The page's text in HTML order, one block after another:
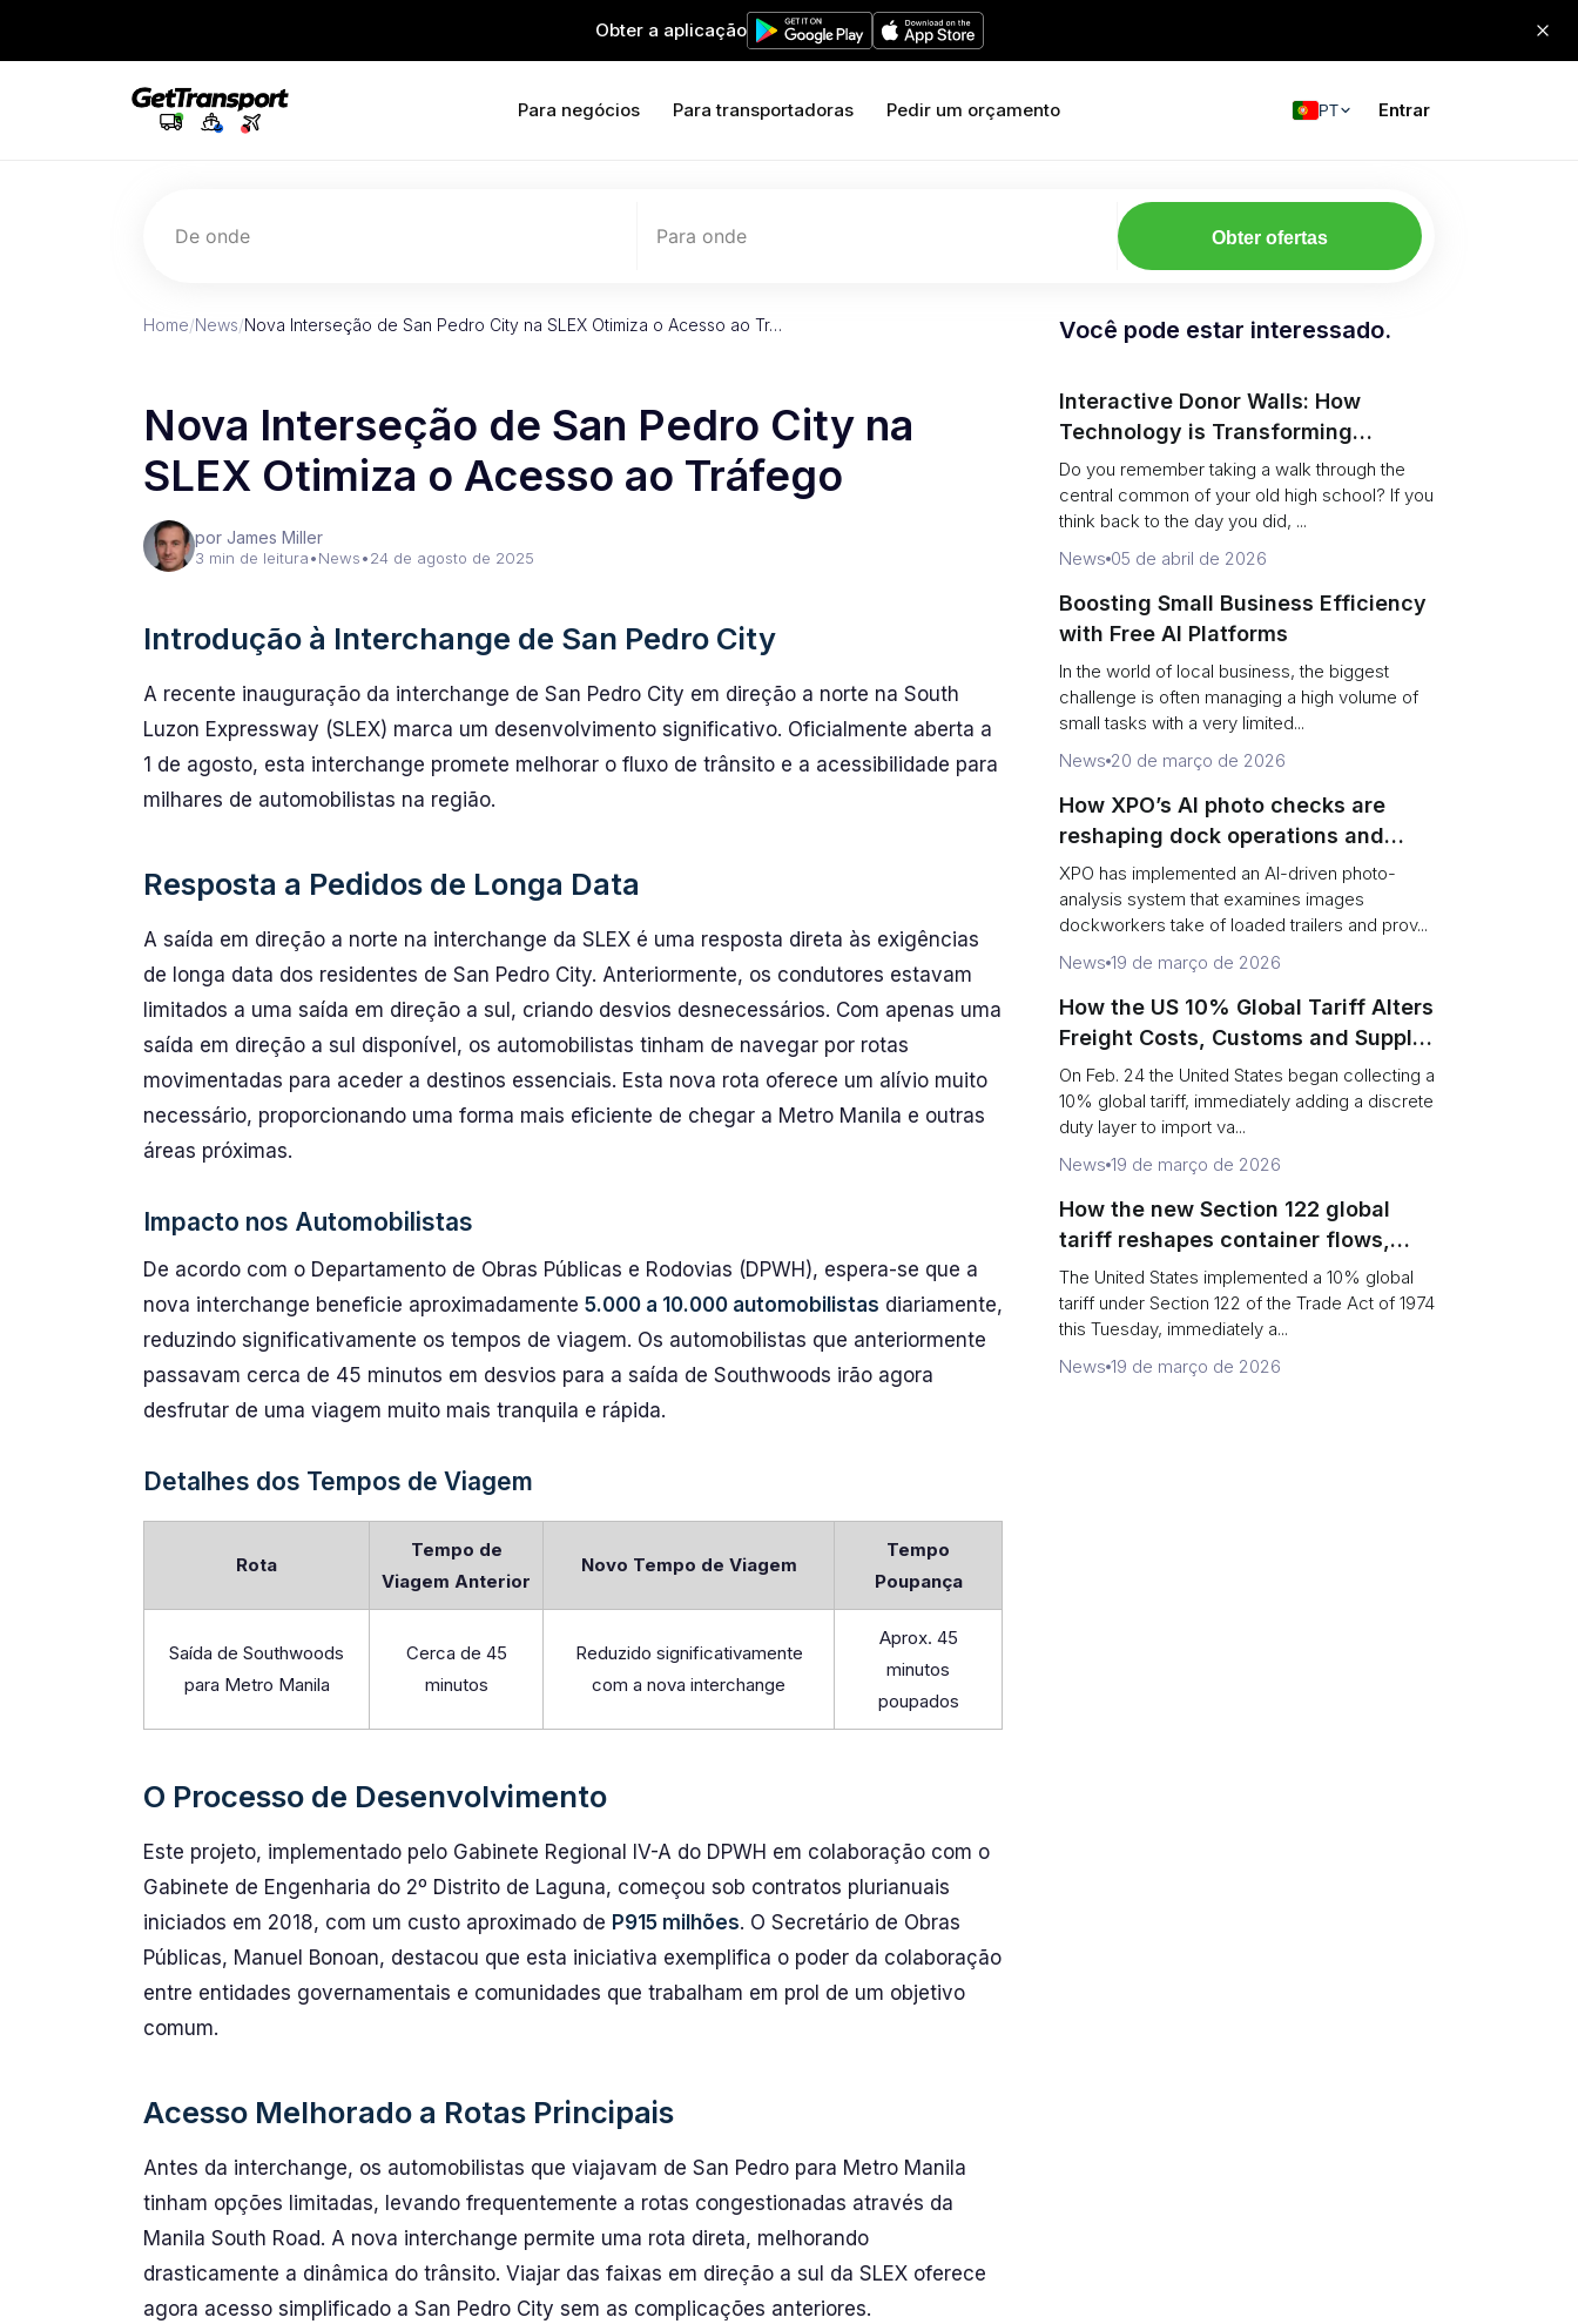
Obter a aplicação
Para negócios Para transportadoras Pedir um orçamento PT Entrar
De onde Para onde Obter ofertas
Home/News/Nova Interseção de San Pedro City na SLEX Otimiza o Acesso ao Tr…
Nova Interseção de San Pedro City na
SLEX Otimiza o Acesso ao Tráfego
por James Miller
3 min de leitura•News•24 de agosto de 2025
Introdução à Interchange de San Pedro City
A recente inauguração da interchange de San Pedro City em direção a norte na South
Luzon Expressway (SLEX) marca um desenvolvimento significativo. Oficialmente aberta a
1 de agosto, esta interchange promete melhorar o fluxo de trânsito e a acessibilidade para
milhares de automobilistas na região.
Resposta a Pedidos de Longa Data
A saída em direção a norte na interchange da SLEX é uma resposta direta às exigências
de longa data dos residentes de San Pedro City. Anteriormente, os condutores estavam
limitados a uma saída em direção a sul, criando desvios desnecessários. Com apenas uma
saída em direção a sul disponível, os automobilistas tinham de navegar por rotas
movimentadas para aceder a destinos essenciais. Esta nova rota oferece um alívio muito
necessário, proporcionando uma forma mais eficiente de chegar a Metro Manila e outras
áreas próximas.
Impacto nos Automobilistas
De acordo com o Departamento de Obras Públicas e Rodovias (DPWH), espera-se que a
nova interchange beneficie aproximadamente 5.000 a 10.000 automobilistas diariamente,
reduzindo significativamente os tempos de viagem. Os automobilistas que anteriormente
passavam cerca de 45 minutos em desvios para a saída de Southwoods irão agora
desfrutar de uma viagem muito mais tranquila e rápida.
Detalhes dos Tempos de Viagem
Rota
Tempo de
Viagem Anterior
Novo Tempo de Viagem
Tempo
Poupança
Saída de Southwoods
para Metro Manila
Cerca de 45
minutos
Reduzido significativamente
com a nova interchange
Aprox. 45
minutos
poupados
O Processo de Desenvolvimento
Este projeto, implementado pelo Gabinete Regional IV-A do DPWH em colaboração com o
Gabinete de Engenharia do 2º Distrito de Laguna, começou sob contratos plurianuais
iniciados em 2018, com um custo aproximado de P915 milhões. O Secretário de Obras
Públicas, Manuel Bonoan, destacou que esta iniciativa exemplifica o poder da colaboração
entre entidades governamentais e comunidades que trabalham em prol de um objetivo
comum.
Acesso Melhorado a Rotas Principais
Antes da interchange, os automobilistas que viajavam de San Pedro para Metro Manila
tinham opções limitadas, levando frequentemente a rotas congestionadas através da
Manila South Road. A nova interchange permite uma rota direta, melhorando
drasticamente a dinâmica do trânsito. Viajar das faixas em direção a sul da SLEX oferece
agora acesso simplificado a San Pedro City sem as complicações anteriores.
Você pode estar interessado.
Interactive Donor Walls: How
Technology is Transforming
Campus Philanthropy
Do you remember taking a walk through the
central common of your old high school? If you
think back to the day you did, ...
News 05 de abril de 2026
Boosting Small Business Efficiency
with Free AI Platforms
In the world of local business, the biggest
challenge is often managing a high volume of
small tasks with a very limited...
News 20 de março de 2026
How XPO’s AI photo checks are
reshaping dock operations and
service response
XPO has implemented an AI-driven photo-
analysis system that examines images
dockworkers take of loaded trailers and prov...
News 19 de março de 2026
How the US 10% Global Tariff Alters
Freight Costs, Customs and Supply
Chains
On Feb. 24 the United States began collecting a
10% global tariff, immediately adding a discrete
duty layer to import va...
News 19 de março de 2026
How the new Section 122 global
tariff reshapes container flows,
airfreight and importer planning
The United States implemented a 10% global
tariff under Section 122 of the Trade Act of 1974
this Tuesday, immediately a...
News 19 de março de 2026